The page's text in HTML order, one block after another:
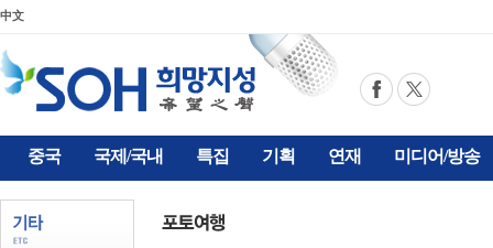
中文
중국 국제/국내 특집 기획 연재 미디어/방송